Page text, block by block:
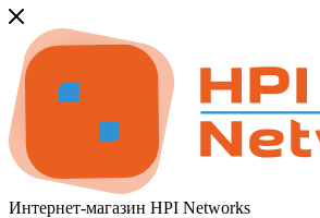
Интернет-магазин HPI Networks